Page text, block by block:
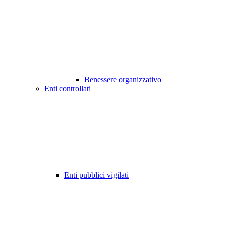
Benessere organizzativo
Enti controllati
Enti pubblici vigilati